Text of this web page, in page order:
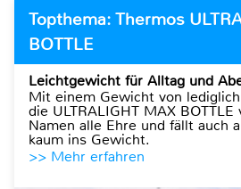
Topthema: Thermos
BOTTLE
Leichtgewicht für Alltag und
Mit einem Gewicht von
die ULTRALIGHT MAX
Namen alle Ehre und fällt auch
kaum ins Gewicht.
>> Mehr erfahren